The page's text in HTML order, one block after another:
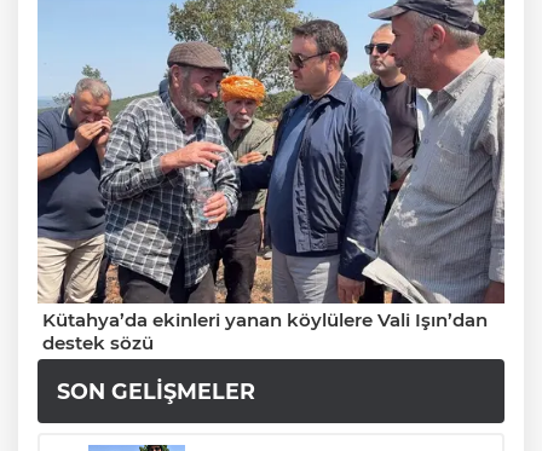
Kütahya’da ekinleri yanan köylülere Vali Işın’dan
destek sözü
SON GELIŞMELER